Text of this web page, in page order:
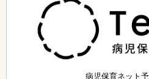
病児保育ネット